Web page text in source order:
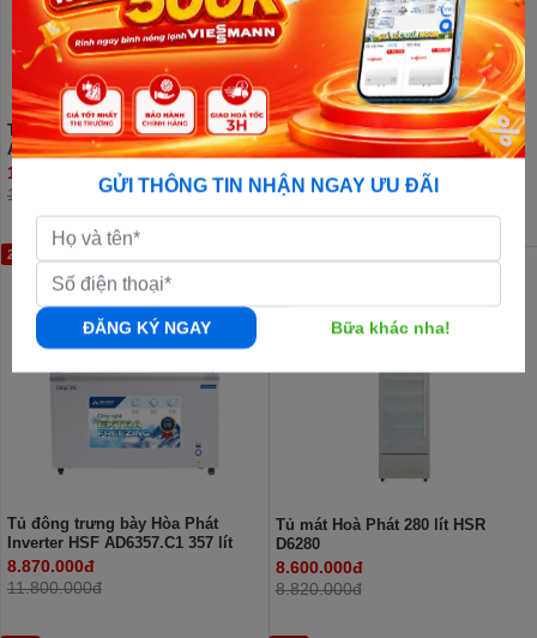
Tủ đông Hòa Phát 544 lít HPF
AD6544
10.230.000đ
11.220.000đ
Tủ đông trưng bày Hòa Phát
Inverter HSF AD8357.C1 357 lít
9.520.000đ
25%
Tủ đông trưng bày Hòa Phát
Inverter HSF AD6357.C1 357 lít
8.870.000đ
11.800.000đ
Tủ mát Hoà Phát 280 lít HSR
D6280
8.600.000đ
8.820.000đ
GỬI THÔNG TIN NHẬN NGAY ƯU ĐÃI
ĐĂNG KÝ NGAY Bữa khác nha!